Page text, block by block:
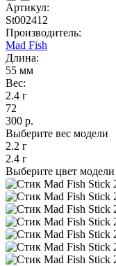
Артикул:
St002412
Производитель:
Mad Fish
Длина:
55 мм
Вес:
2.4 г
72
300 р.
Выберите вес модели
2.2 г
2.4 г
Выберите цвет модели